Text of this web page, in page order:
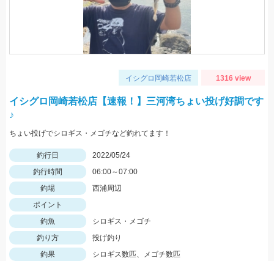
イシグロ岡崎若松店 1316 view
イシグロ岡崎若松店【速報！】三河湾ちょい投げ好調です
♪
ちょい投げでシロギス・メゴチなど釣れてます！
釣行日
2022/05/24
釣行時間
06:00～07:00
釣場
西浦周辺
ポイント
釣魚
シロギス・メゴチ
釣り方
投げ釣り
釣果
シロギス数匹、メゴチ数匹